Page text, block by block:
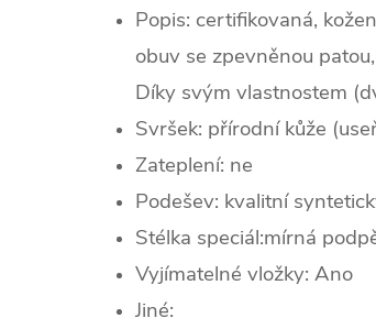
Popis: certifikovaná,
obuv se zpevněnou
Díky svým vlastnostem
Svršek: přírodní kůže
Zateplení: ne
Podešev: kvalitní
Stélka speciál:mírná
Vyjímatelné vložky: Ano
Jiné: